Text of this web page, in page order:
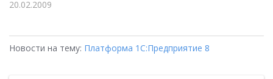
20.02.2009
Новости на тему: Платформа 1С:Предприятие 8